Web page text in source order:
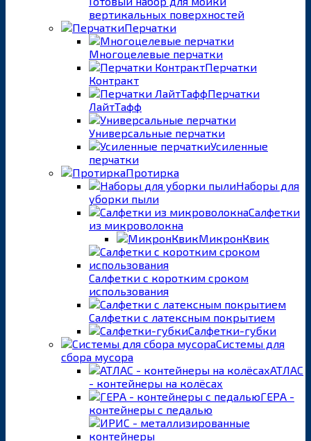
вертикальных поверхностей
Перчатки
Многоцелевые перчатки
Перчатки
Контракт
Перчатки
ЛайтТафф
Универсальные перчатки
Усиленные
перчатки
Протирка
Наборы для
уборки пыли
Салфетки
из микроволокна
МикронКвик
Салфетки с коротким сроком
использования
Салфетки с латексным покрытием
Салфетки-губки
Системы для
сбора мусора
АТЛАС
- контейнеры на колёсах
ГЕРА -
контейнеры с педалью